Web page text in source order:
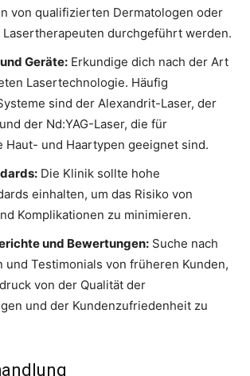
von qualifizierten Dermatologen oder
durchgeführt werden.
Geräte: Erkundige dich nach der Art
Lasertechnologie. Häufig
sind der Alexandrit-Laser, der
der Nd:YAG-Laser, die für
Haut- und Haartypen geeignet sind.
Die Klinik sollte hohe
einhalten, um das Risiko von
Komplikationen zu minimieren.
und Bewertungen: Suche nach
und Testimonials von früheren Kunden,
von der Qualität der
und der Kundenzufriedenheit zu